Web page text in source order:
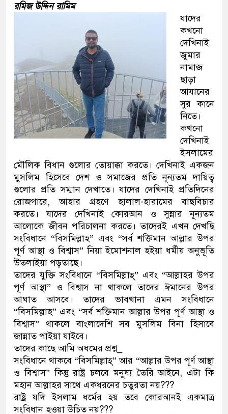
রমিজ উদ্দিন রামিম
যাদের
কখনো
দেখিনাই
জুমার
নামাজ
ছাড়া
আযানের
সুর কানে
নিতে।
কখনো
দেখিনাই
ইসলামের
মৌলিক বিধান গুলোর তোয়াক্কা করতে। দেখিনাই একজন
মুসলিম হিসেবে দেশ ও সমাজের প্রতি নূন্যতম দায়িত্ব
গুলোর প্রতি সম্মান দেখাতে। যাদের দেখিনাই প্রতিদিনের
রোজগারে, আহার গ্রহণে হালাল-হারামের বাছবিচার
করতে। যাদের দেখিনাই কোরআন ও সুন্নার নূন্যতম
আলোকে জীবন পরিচালনা করতে। তাদেরই এখন দেখছি
সংবিধানে “বিসমিল্লাহ” এবং “সর্ব শক্তিমান আল্লার উপর
পূর্ণ আস্থা ও বিশ্বাস” নিয়া ইমোশনাল হইয়া ধর্মীয় অনুভূতি
উতলাইয়া পড়তাছে।
তাদের যুক্তি সংবিধানে “বিসমিল্লাহ্” এবং “আল্লাহর উপর
পূর্ণ আস্থা” ও বিশ্বাস না থাকলে তাদের ঈমানের উপর
আঘাত আসবে। তাদের ভাবখানা এমন সংবিধানে
“বিসমিল্লাহ” এবং “সর্ব শক্তিমান আল্লার উপর পূর্ণ আস্থা ও
বিশ্বাস” থাকলে বাংলাদেশি সব মুসলিম বিনা হিসাবে
জান্নাত পাইয়া যাইবে।
তাদের কাছে আমি অধমের প্রশ্ন_
সংবিধানে থাকবে “বিসমিল্লাহ্” আর “আল্লার উপর পূর্ণ আস্থা
ও বিশ্বাস” কিন্তু রাষ্ট্র চলবে মনুষ্য তৈরি আইনে, এটা কি
মহান আল্লাহর সাথে একধরনের চতুরতা নয়???
রাষ্ট্র যদি ইসলাম ধর্মের হয় তবে কোরআনই একমাত্র
সংবিধান হওয়া উচিত নয়???